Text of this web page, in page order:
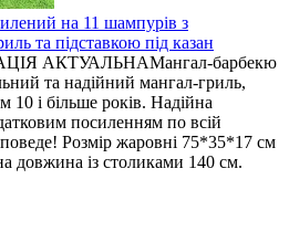
на 11 шампурів з
та підставкою під казан
АКТУАЛЬНАМангал-барбекю
та надійний мангал-гриль,
10 і більше років. Надійна
посиленням по всій
Розмір жаровні 75*35*17 см
довжина із столиками 140 см.